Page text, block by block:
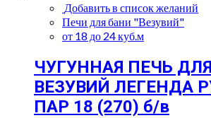
Добавить в список желаний
Печи для бани "Везувий"
от 18 до 24 куб.м
ЧУГУННАЯ ПЕЧЬ
ВЕЗУВИЙ ЛЕГЕНДА
ПАР 18 (270) б/в